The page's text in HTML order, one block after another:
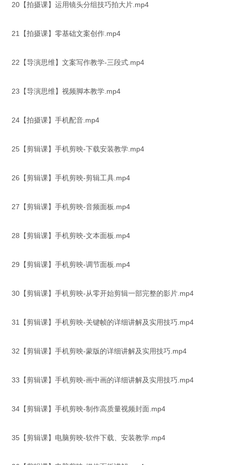
20【拍摄课】运用镜头分组技巧拍大片.mp4
21【拍摄课】零基础文案创作.mp4
22【导演思维】文案写作教学-三段式.mp4
23【导演思维】视频脚本教学.mp4
24【拍摄课】手机配音.mp4
25【剪辑课】手机剪映-下载安装教学.mp4
26【剪辑课】手机剪映-剪辑工具.mp4
27【剪辑课】手机剪映-音频面板.mp4
28【剪辑课】手机剪映-文本面板.mp4
29【剪辑课】手机剪映-调节面板.mp4
30【剪辑课】手机剪映-从零开始剪辑一部完整的影片.mp4
31【剪辑课】手机剪映-关键帧的详细讲解及实用技巧.mp4
32【剪辑课】手机剪映-蒙版的详细讲解及实用技巧.mp4
33【剪辑课】手机剪映-画中画的详细讲解及实用技巧.mp4
34【剪辑课】手机剪映-制作高质量视频封面.mp4
35【剪辑课】电脑剪映-软件下载、安装教学.mp4